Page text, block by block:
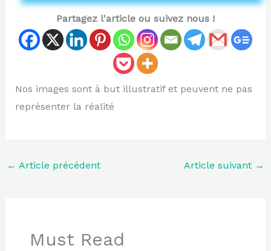
Partagez l'article ou suivez nous !
Nos images sont à but illustratif et peuvent ne pas
représenter la réalité
← Article précédent Article suivant →
Must Read